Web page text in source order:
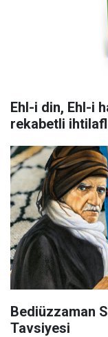
Ehl-i din, Ehl-i
rekabetli
Bediüzzaman
Tavsiyesi